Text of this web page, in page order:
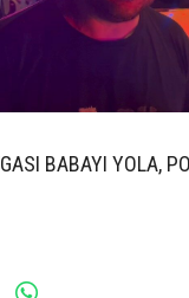
BABAYI YOLA,